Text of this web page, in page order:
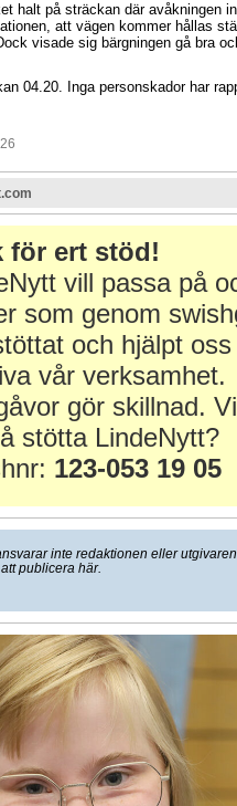
halt på sträckan där avåkningen
att vägen kommer hållas
visade sig bärgningen gå bra
04.20. Inga personskador har
för ert stöd!
vill passa på
som genom
och hjälpt
vår verksamhet.
gör skillnad.
stötta LindeNytt?
123-053 19 05
inte redaktionen eller
publicera här.